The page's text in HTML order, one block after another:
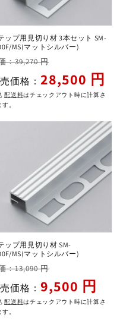
ップ用見切り材 3本セット SM-
MS(マットシルバー)
：39,270 円
ー
ル
格
価格： 28,500 円
配送料はチェックアウト時に計算さ
。
ップ用見切り材 SM-
MS(マットシルバー)
：13,090 円
ー
ル
価格： 9,500 円
配送料はチェックアウト時に計算さ
。